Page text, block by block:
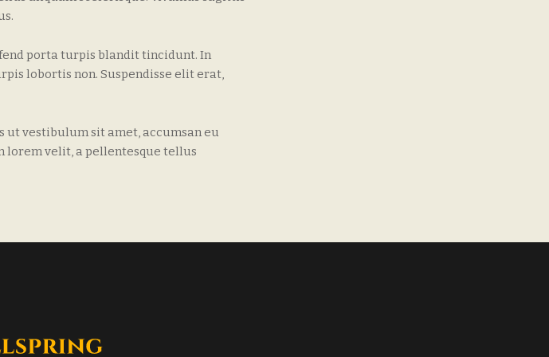
porta turpis blandit tincidunt. In
lobortis non. Suspendisse elit erat,
vestibulum sit amet, accumsan eu
lorem velit, a pellentesque tellus